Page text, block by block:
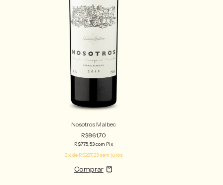
Nosotros Malbec
R$861,70
R$775,53com Pix
3 x de R$287,23 sem juros